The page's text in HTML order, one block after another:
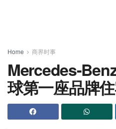
Home 商界时事
Mercedes-
球第一座品牌